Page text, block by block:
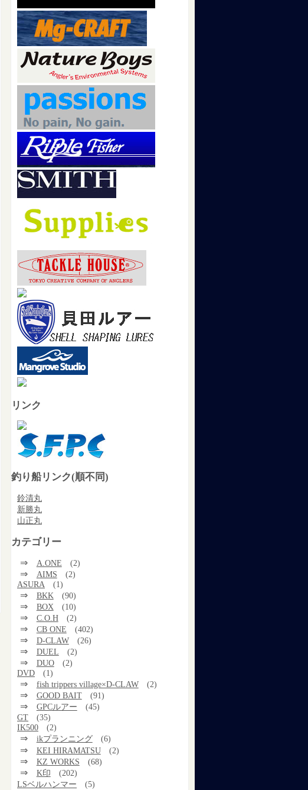
リンク
釣り船リンク(順不同)
鈴清丸
新勝丸
山正丸
カテゴリー
⇒ A.ONE (2)
⇒ AIMS
(2)
ASURA
(1)
⇒ BKK (90)
⇒ BOX (10)
⇒ C.O.H (2)
⇒ CB ONE (402)
⇒ D-CLAW (26)
⇒ DUEL (2)
⇒ DUO
(2)
DVD
(1)
⇒ fish trippers village×D-CLAW (2)
⇒ GOOD BAIT (91)
⇒ GPCルアー
(45)
GT
(35)
IK500
(2)
⇒ ikプランニング (6)
⇒ KEI HIRAMATSU (2)
⇒ KZ WORKS (68)
⇒ K印
(202)
LSベルハンマー
(5)